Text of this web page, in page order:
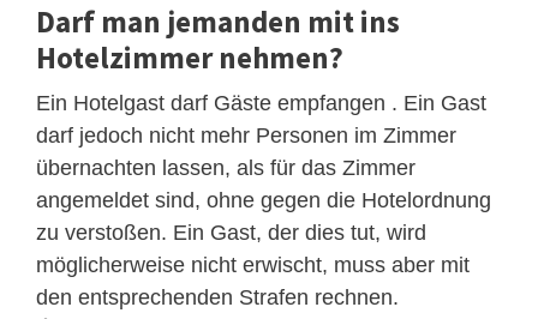
Darf man jemanden mit ins
Hotelzimmer nehmen?
Ein Hotelgast darf Gäste empfangen . Ein Gast
darf jedoch nicht mehr Personen im Zimmer
übernachten lassen, als für das Zimmer
angemeldet sind, ohne gegen die Hotelordnung
zu verstoßen. Ein Gast, der dies tut, wird
möglicherweise nicht erwischt, muss aber mit
den entsprechenden Strafen rechnen.